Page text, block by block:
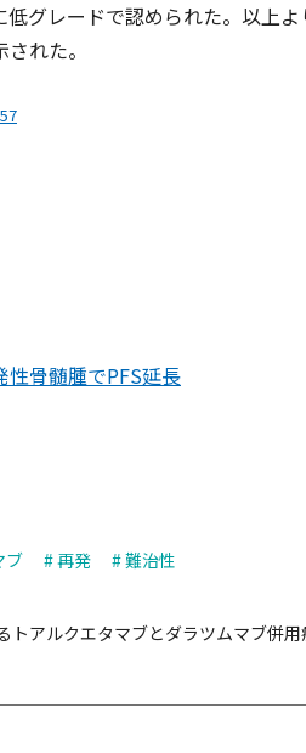
グレードで認められた。以上
れた。
骨髄腫でPFS延長
ブ # 再発 # 難治性
トアルクエタマブとダラツムマブ併用